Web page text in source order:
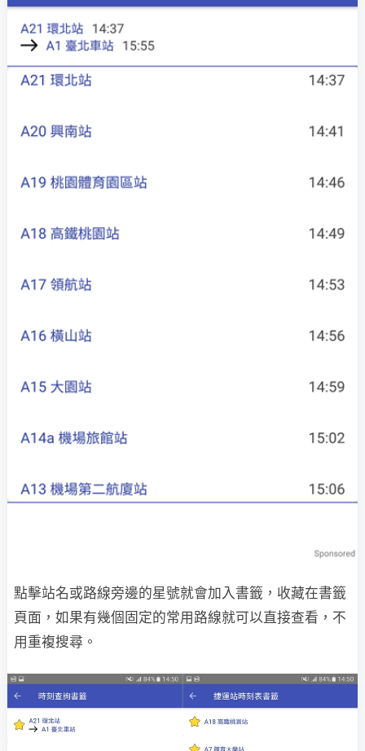
點擊站名或路線旁邊的星號就會加入書籤，收藏在書籤
頁面，如果有幾個固定的常用路線就可以直接查看，不
用重複搜尋。